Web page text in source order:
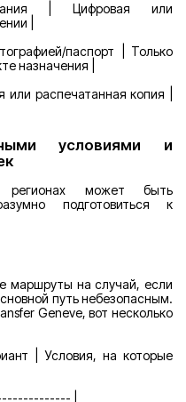
| Цифровая или
|
паспорт | Только
назначения |
распечатанная копия |
условиями и
может быть
подготовиться к
маршруты на случай, если
путь небезопасным.
Geneve, вот несколько
| Условия, на которые
|